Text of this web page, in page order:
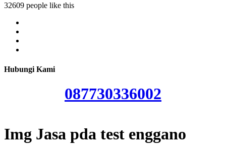
32609 people like this
Hubungi Kami
087730336002
Img Jasa pda test enggano